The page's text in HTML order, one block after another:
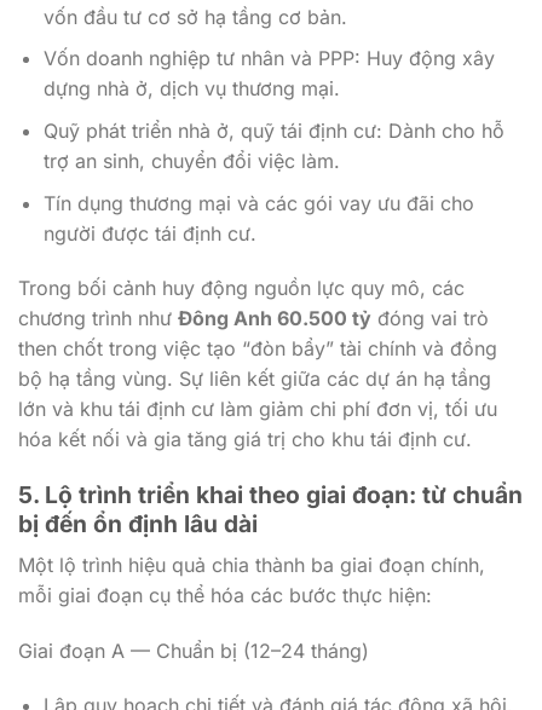
vốn đầu tư cơ sở hạ tầng cơ bản.
Vốn doanh nghiệp tư nhân và PPP: Huy động xây
dựng nhà ở, dịch vụ thương mại.
Quỹ phát triển nhà ở, quỹ tái định cư: Dành cho hỗ
trợ an sinh, chuyển đổi việc làm.
Tín dụng thương mại và các gói vay ưu đãi cho
người được tái định cư.
Trong bối cảnh huy động nguồn lực quy mô, các
chương trình như Đông Anh 60.500 tỷ đóng vai trò
then chốt trong việc tạo “đòn bẩy” tài chính và đồng
bộ hạ tầng vùng. Sự liên kết giữa các dự án hạ tầng
lớn và khu tái định cư làm giảm chi phí đơn vị, tối ưu
hóa kết nối và gia tăng giá trị cho khu tái định cư.
5. Lộ trình triển khai theo giai đoạn: từ chuẩn
bị đến ổn định lâu dài
Một lộ trình hiệu quả chia thành ba giai đoạn chính,
mỗi giai đoạn cụ thể hóa các bước thực hiện:
Giai đoạn A — Chuẩn bị (12–24 tháng)